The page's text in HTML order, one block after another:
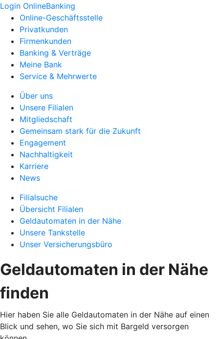
Login OnlineBanking
Online-Geschäftsstelle
Privatkunden
Firmenkunden
Banking & Verträge
Meine Bank
Service & Mehrwerte
Über uns
Unsere Filialen
Mitgliedschaft
Gemeinsam stark für die Zukunft
Engagement
Nachhaltigkeit
Karriere
News
Filialsuche
Übersicht Filialen
Geldautomaten in der Nähe
Unsere Tankstelle
Unser Versicherungsbüro
Geldautomaten in der Nähe
finden
Hier haben Sie alle Geldautomaten in der Nähe auf einen
Blick und sehen, wo Sie sich mit Bargeld versorgen